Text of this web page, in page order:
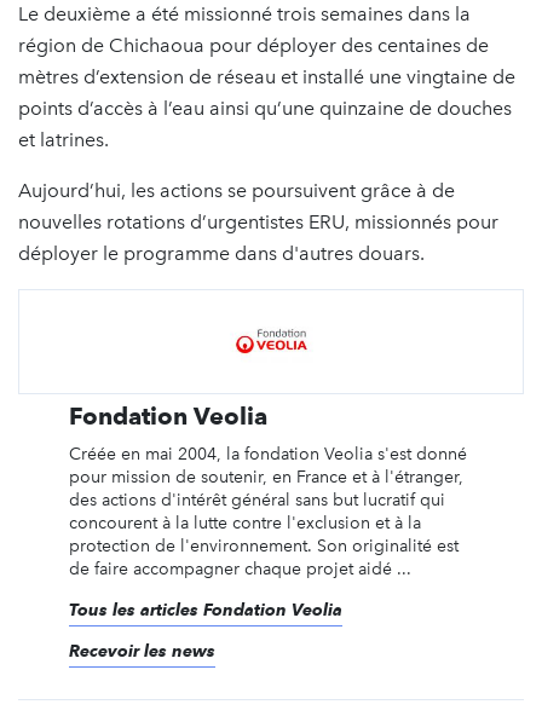
Le deuxième a été missionné trois semaines dans la
région de Chichaoua pour déployer des centaines de
mètres d’extension de réseau et installé une vingtaine de
points d’accès à l’eau ainsi qu’une quinzaine de douches
et latrines.
Aujourd’hui, les actions se poursuivent grâce à de
nouvelles rotations d’urgentistes ERU, missionnés pour
déployer le programme dans d'autres douars.
Fondation Veolia
Créée en mai 2004, la fondation Veolia s'est donné
pour mission de soutenir, en France et à l'étranger,
des actions d'intérêt général sans but lucratif qui
concourent à la lutte contre l'exclusion et à la
protection de l'environnement. Son originalité est
de faire accompagner chaque projet aidé ...
Tous les articles Fondation Veolia
Recevoir les news